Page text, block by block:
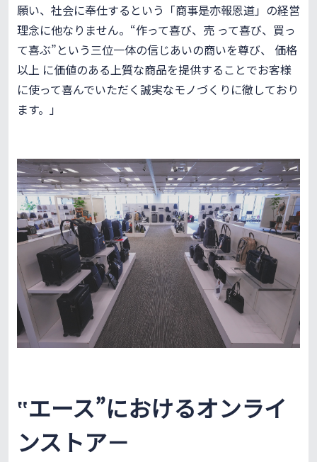
願い、社会に奉仕するという「商事是亦報恩道」の経営
理念に他なりません。“作って喜び、売 って喜び、買っ
て喜ぶ”という三位一体の信じあいの商いを尊び、 価格
以上 に価値のある上質な商品を提供することでお客様
に使って喜んでいただく誠実なモノづくりに徹しており
ます。」
‟エース”におけるオンライ
ンストア－